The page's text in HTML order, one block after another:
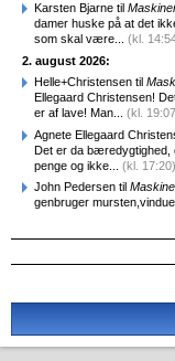
Karsten Bjarne til
damer huske på at det
som skal være... (kl.
2. august 2026:
Helle+Christensen til
Ellegaard Christensen!
er af lave! Man... (kl.
Agnete Ellegaard
Det er da bæredygtighed,
penge og ikke... (kl. 17:20)
John Pedersen til
genbruger